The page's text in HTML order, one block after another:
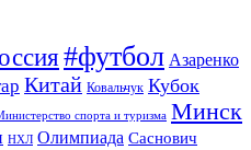
#футбол Азаренко
Китай Ковальчук Кубок
спорта и туризма Минск
НХЛ Олимпиада Саснович